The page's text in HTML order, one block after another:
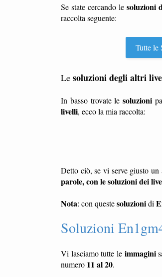
Se state cercando le soluzioni
raccolta seguente:
Tutte le
Le soluzioni degli altri
In basso trovate lesoluzioni
livelli, ecco la mia raccolta:
Detto ciò, se vi serve giusto
parole, con le soluzioni dei
Nota: con questesoluzionidi
Soluzioni
Vi lasciamo tutte le immagini
numero 11 al 20.